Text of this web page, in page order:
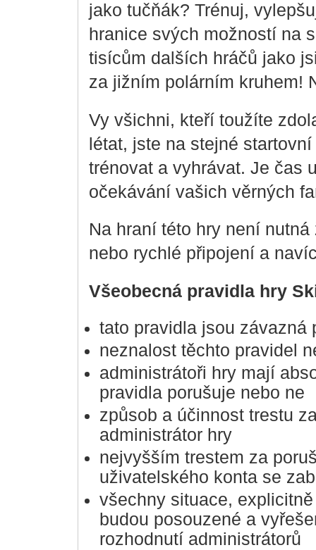
jako tučňák? Trénuj,
hranice svých možností na
tisícům dalších hráčů jako
za jižním polárním kruhem!
Vy všichni, kteří toužíte
létat, jste na stejné
trénovat a vyhrávat. Je čas
očekávání vašich věrných
Na hraní této hry není
nebo rychlé připojení a
Všeobecná pravidla hry
tato pravidla jsou závazná
neznalost těchto pravidel
administrátoři hry mají
pravidla porušuje nebo ne
způsob a účinnost trestu
administrátor hry
nejvyšším trestem za
uživatelského konta se
všechny situace,
budou posouzené a
rozhodnutí administrátorů